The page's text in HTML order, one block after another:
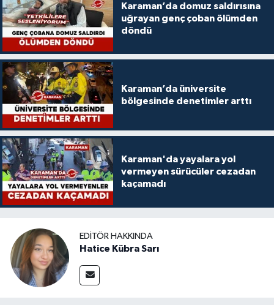
Karaman’da domuz saldırısına
uğrayan genç çoban ölümden
döndü
Karaman’da üniversite
bölgesinde denetimler arttı
Karaman'da yayalara yol
vermeyen sürücüler cezadan
kaçamadı
EDITÖR HAKKINDA
Hatice Kübra Sarı